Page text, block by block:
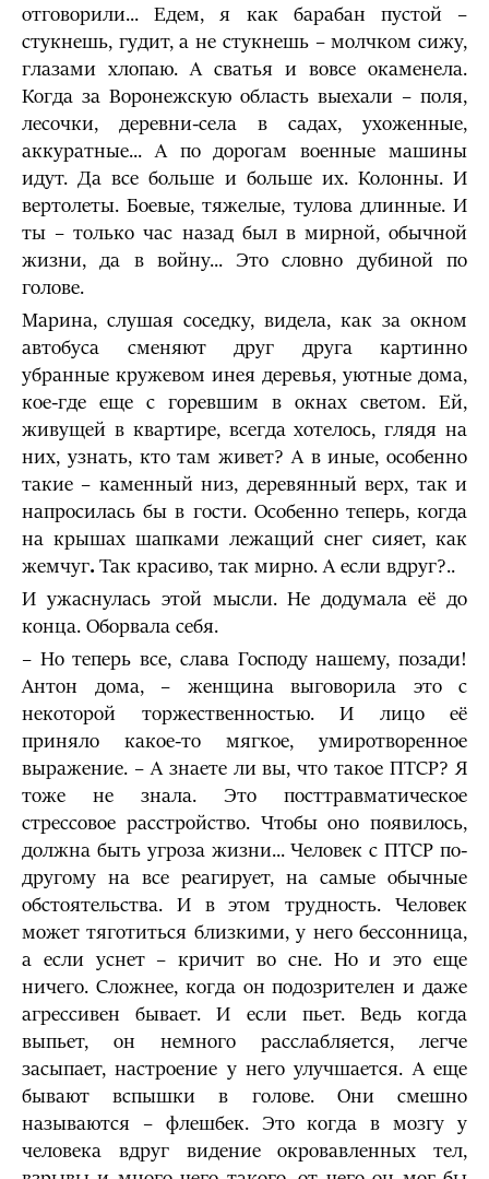
отговорили... Едем, я как барабан пустой –
стукнешь, гудит, а не стукнешь – молчком сижу,
глазами хлопаю. А сватья и вовсе окаменела.
Когда за Воронежскую область выехали – поля,
лесочки, деревни-села в садах, ухоженные,
аккуратные... А по дорогам военные машины
идут. Да все больше и больше их. Колонны. И
вертолеты. Боевые, тяжелые, тулова длинные. И
ты – только час назад был в мирной, обычной
жизни, да в войну... Это словно дубиной по
голове.
Марина, слушая соседку, видела, как за окном
автобуса сменяют друг друга картинно
убранные кружевом инея деревья, уютные дома,
кое-где еще с горевшим в окнах светом. Ей,
живущей в квартире, всегда хотелось, глядя на
них, узнать, кто там живет? А в иные, особенно
такие – каменный низ, деревянный верх, так и
напросилась бы в гости. Особенно теперь, когда
на крышах шапками лежащий снег сияет, как
жемчуг. Так красиво, так мирно. А если вдруг?..
И ужаснулась этой мысли. Не додумала её до
конца. Оборвала себя.
– Но теперь все, слава Господу нашему, позади!
Антон дома, – женщина выговорила это с
некоторой торжественностью. И лицо её
приняло какое-то мягкое, умиротворенное
выражение. – А знаете ли вы, что такое ПТСР? Я
тоже не знала. Это посттравматическое
стрессовое расстройство. Чтобы оно появилось,
должна быть угроза жизни... Человек с ПТСР по-
другому на все реагирует, на самые обычные
обстоятельства. И в этом трудность. Человек
может тяготиться близкими, у него бессонница,
а если уснет – кричит во сне. Но и это еще
ничего. Сложнее, когда он подозрителен и даже
агрессивен бывает. И если пьет. Ведь когда
выпьет, он немного расслабляется, легче
засыпает, настроение у него улучшается. А еще
бывают вспышки в голове. Они смешно
называются – флешбек. Это когда в мозгу у
человека вдруг видение окровавленных тел,